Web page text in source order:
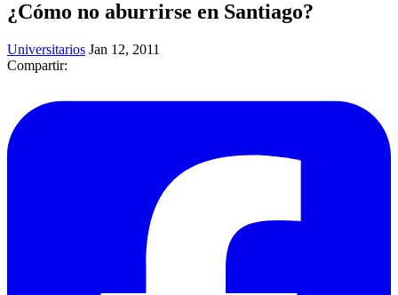
¿Cómo no aburrirse en Santiago?
Universitarios Jan 12, 2011
Compartir: